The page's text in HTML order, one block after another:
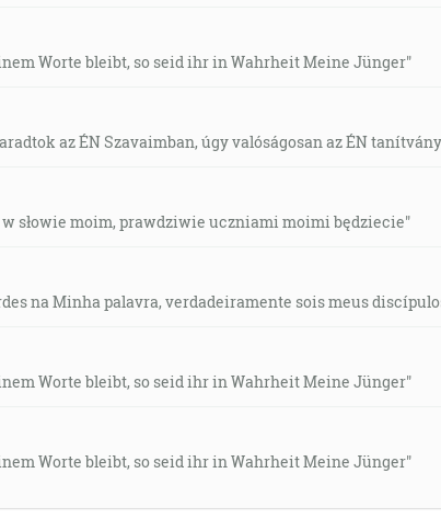
Worte bleibt, so seid ihr in Wahrheit Meine Jünger"
az ÉN Szavaimban, úgy valóságosan az ÉN
słowie moim, prawdziwie uczniami moimi będziecie"
na Minha palavra, verdadeiramente sois meus
Worte bleibt, so seid ihr in Wahrheit Meine Jünger"
Worte bleibt, so seid ihr in Wahrheit Meine Jünger"